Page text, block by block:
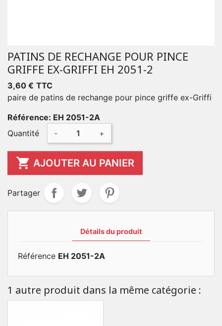
PATINS DE RECHANGE POUR PINCE
GRIFFE EX-GRIFFI EH 2051-2
3,60 € TTC
paire de patins de rechange pour pince griffe ex-Griffi
Référence: EH 2051-2A
Quantité
- +
 AJOUTER AU PANIER
Partager
Détails du produit
Référence EH 2051-2A
1 autre produit dans la même catégorie :